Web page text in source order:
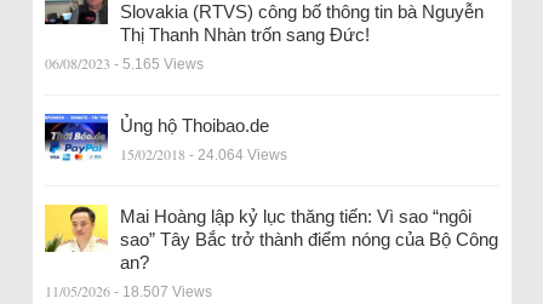
Slovakia (RTVS) công bố thông tin bà Nguyễn
Thị Thanh Nhàn trốn sang Đức!
06/08/2023 - 5.165 Views
Ủng hộ Thoibao.de
15/02/2018 - 24.064 Views
Mai Hoàng lập kỷ lục thăng tiến: Vì sao “ngôi
sao” Tây Bắc trở thành điểm nóng của Bộ Công
an?
11/05/2026 - 18.507 Views